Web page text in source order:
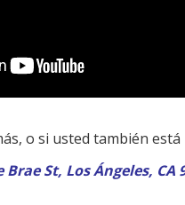
o si usted también
Brae St, Los Ángeles, CA